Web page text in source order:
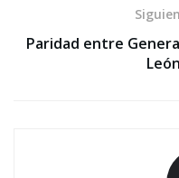
Paridad entre